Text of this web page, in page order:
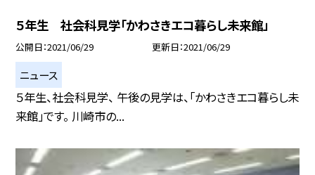
５年生 社会科見学「かわさきエコ暮らし未来館」
公開日 2021/06/29 更新日 2021/06/29
ニュース
５年生、社会科見学、 午後の見学は、「かわさきエコ暮らし未
来館」です。 川崎市の...